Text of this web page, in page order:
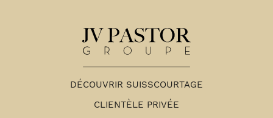
DÉCOUVRIR SUISSCOURTAGE
CLIENTÈLE PRIVÉE